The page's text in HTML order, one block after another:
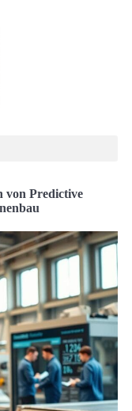
von Predictive